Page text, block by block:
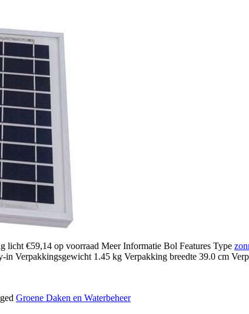
licht €59,14 op voorraad Meer Informatie Bol Features Type
Verpakkingsgewicht 1.45 kg Verpakking breedte 39.0 cm
Groene Daken en Waterbeheer